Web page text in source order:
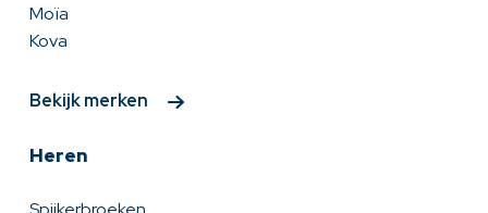
Moïa
Kova
Bekijk merken
Heren